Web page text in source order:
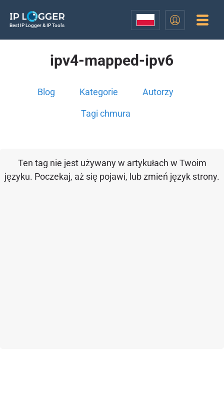
Best IP Logger & IP Tools
ipv4-mapped-ipv6
Blog Kategorie Autorzy
Tagi chmura